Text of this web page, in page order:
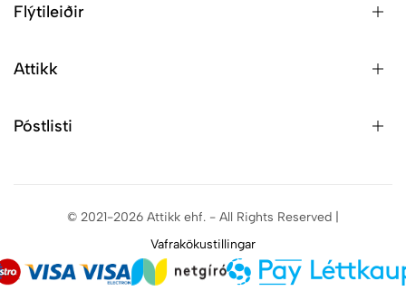
Flýtileiðir
Attikk
Póstlisti
© 2021-2026 Attikk ehf. - All Rights Reserved |
Vafrakökustillingar